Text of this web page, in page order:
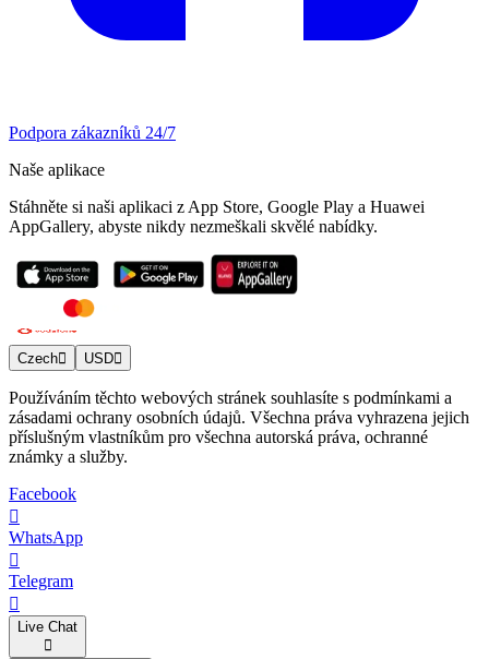
Podpora zákazníků 24/7
Naše aplikace
Stáhněte si naši aplikaci z App Store, Google Play a Huawei
AppGallery, abyste nikdy nezmeškali skvělé nabídky.
Czech USD
Používáním těchto webových stránek souhlasíte s podmínkami a
zásadami ochrany osobních údajů. Všechna práva vyhrazena jejich
příslušným vlastníkům pro všechna autorská práva, ochranné
známky a služby.
Facebook
WhatsApp
Telegram
Live Chat